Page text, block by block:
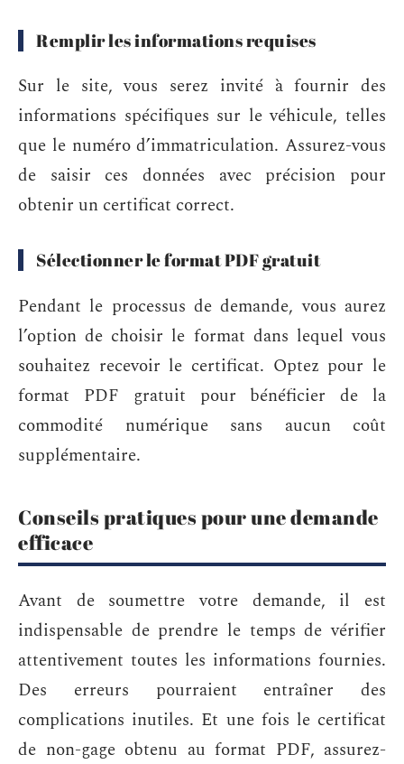
Remplir les informations requises
Sur le site, vous serez invité à fournir des
informations spécifiques sur le véhicule, telles
que le numéro d’immatriculation. Assurez-vous
de saisir ces données avec précision pour
obtenir un certificat correct.
Sélectionner le format PDF gratuit
Pendant le processus de demande, vous aurez
l’option de choisir le format dans lequel vous
souhaitez recevoir le certificat. Optez pour le
format PDF gratuit pour bénéficier de la
commodité numérique sans aucun coût
supplémentaire.
Conseils pratiques pour une demande
efficace
Avant de soumettre votre demande, il est
indispensable de prendre le temps de vérifier
attentivement toutes les informations fournies.
Des erreurs pourraient entraîner des
complications inutiles. Et une fois le certificat
de non-gage obtenu au format PDF, assurez-